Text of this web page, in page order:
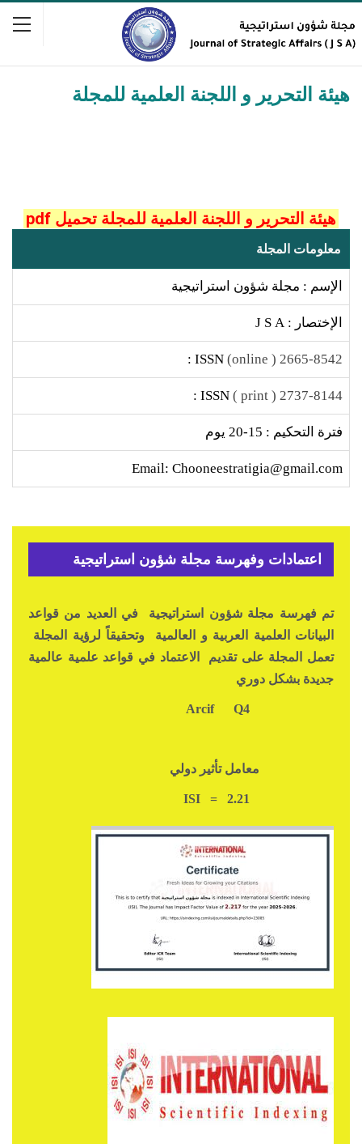
هيئة التحرير و اللجنة العلمية للمجلة
هيئة التحرير و اللجنة العلمية للمجلة تحميل pdf
معلومات المجلة
الإسم : مجلة شؤون استراتيجية
الإختصار : J S A
2665-8542 ( online)
2737-8144 ( print )
فترة التحكيم : 15-20 يوم
Email: Chooneestratigia@gmail.com
اعتمادات وفهرسة مجلة شؤون استراتيجية
تم فهرسة مجلة شؤون استراتيجية في العديد من قواعد
البيانات العلمية العربية و العالمية وتحقيقاً لرؤية المجلة
تعمل المجلة على تقديم الاعتماد في قواعد علمية عالمية
جديدة بشكل دوري
Q4
معامل تأثير دولي